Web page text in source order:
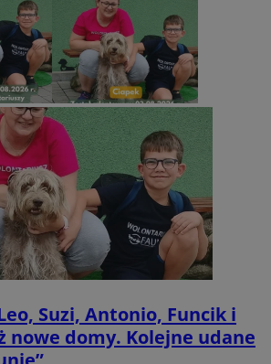
Suzi, Antonio, Funcik i
nowe domy. Kolejne udane